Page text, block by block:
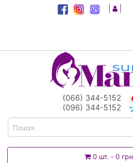
(066) 344-5152
(096) 344-5152
0 шт. - 0 грн